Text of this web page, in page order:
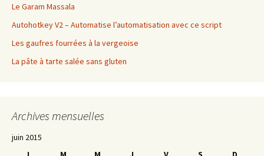
Le Garam Massala
Autohotkey V2 – Automatise l’automatisation avec ce script
Les gaufres fourrées à la vergeoise
La pâte à tarte salée sans gluten
Archives mensuelles
juin 2015